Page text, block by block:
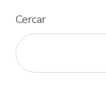
Cercar